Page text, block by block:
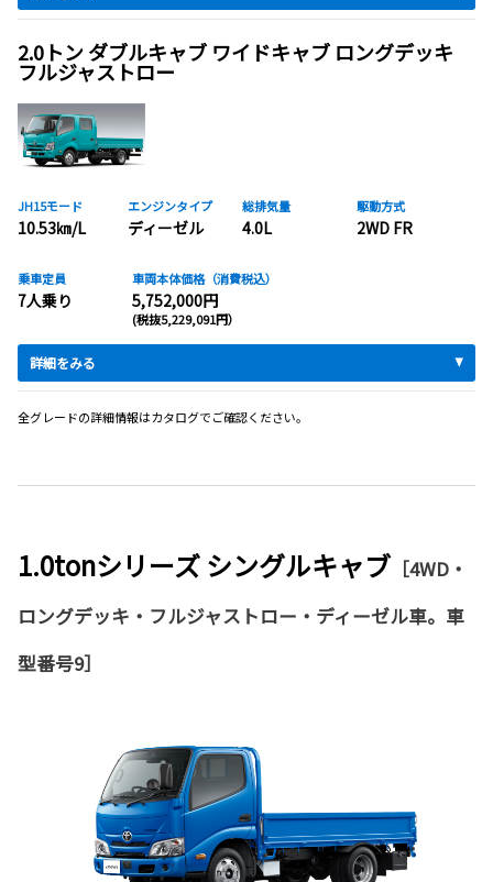
2.0トン ダブルキャブ ワイドキャブ ロングデッキ
フルジャストロー
JH15モード
10.53㎞/L
エンジンタイプ
ディーゼル
総排気量
4.0L
駆動方式
2WD FR
乗車定員
7人乗り
車両本体価格（消費税込）
5,752,000円
(税抜5,229,091円）
詳細をみる
全グレードの詳細情報はカタログでご確認ください。
1.0tonシリーズ シングルキャブ ［4WD・
ロングデッキ・フルジャストロー・ディーゼル車。車
型番号9］